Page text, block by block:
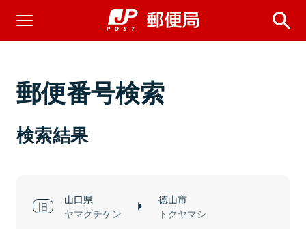
郵便番号検索
検索結果
山口県
ヤマグチケン
徳山市
トクヤマシ